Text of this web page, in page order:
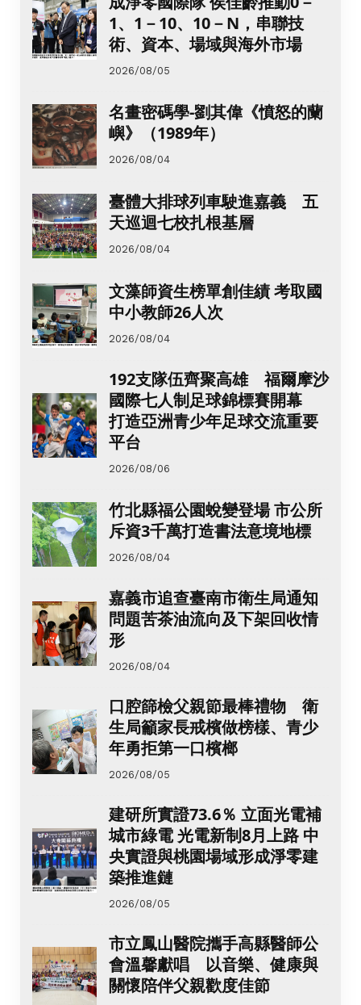
1、1－10、10－N，串聯技
術、資本、場域與海外市場
2026/08/05
名畫密碼學-劉其偉《憤怒的蘭
嶼》（1989年）
2026/08/04
臺體大排球列車駛進嘉義 五
天巡迴七校扎根基層
2026/08/04
文藻師資生榜單創佳績 考取國
中小教師26人次
2026/08/04
192支隊伍齊聚高雄 福爾摩沙
國際七人制足球錦標賽開幕
打造亞洲青少年足球交流重要
平台
2026/08/06
竹北縣福公園蛻變登場 市公所
斥資3千萬打造書法意境地標
2026/08/04
嘉義市追查臺南市衛生局通知
問題苦茶油流向及下架回收情
形
2026/08/04
口腔篩檢父親節最棒禮物 衛
生局籲家長戒檳做榜樣、青少
年勇拒第一口檳榔
2026/08/05
建研所實證73.6％ 立面光電補
城市綠電 光電新制8月上路 中
央實證與桃園場域形成淨零建
築推進鏈
2026/08/05
市立鳳山醫院攜手高縣醫師公
會溫馨獻唱 以音樂、健康與
關懷陪伴父親歡度佳節